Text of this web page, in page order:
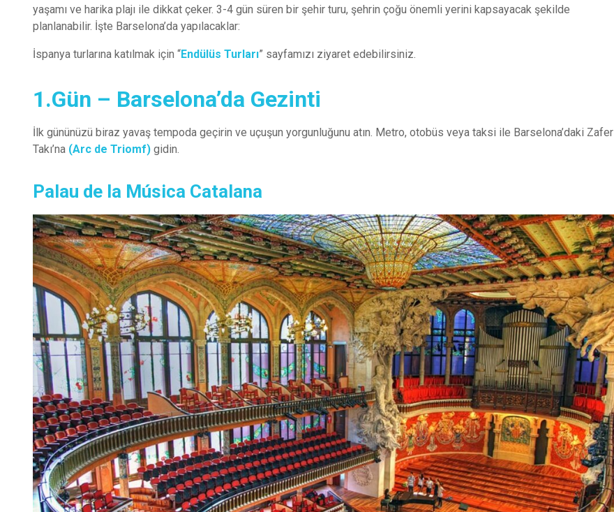
yaşamı ve harika plajı ile dikkat çeker. 3-4 gün süren bir şehir turu, şehrin çoğu önemli yerini kapsayacak şekilde
planlanabilir. İşte Barselona’da yapılacaklar:
İspanya turlarına katılmak için “Endülüs Turları” sayfamızı ziyaret edebilirsiniz.
1.Gün – Barselona’da Gezinti
İlk gününüzü biraz yavaş tempoda geçirin ve uçuşun yorgunluğunu atın. Metro, otobüs veya taksi ile Barselona’daki Zafer
Takı’na (Arc de Triomf) gidin.
Palau de la Música Catalana